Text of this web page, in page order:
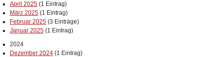
April 2025 (1 Eintrag)
März 2025 (1 Eintrag)
Februar 2025 (3 Einträge)
Januar 2025 (1 Eintrag)
2024
Dezember 2024 (1 Eintrag)